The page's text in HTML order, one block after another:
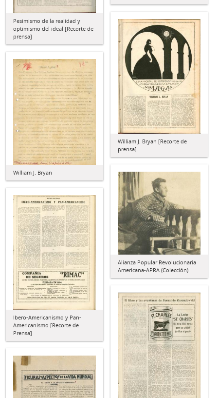
Pesimismo de la realidad y
optimismo del ideal [Recorte de
prensa]
William J. Bryan [Recorte de
prensa]
William J. Bryan
Alianza Popular Revolucionaria
Americana-APRA (Colección)
Ibero-Americanismo y Pan-
Americanismo [Recorte de
Prensa]